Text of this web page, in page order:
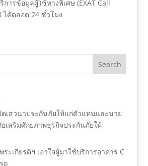
การข้อมูลผู้ใช้ทางพิเศษ (EXAT Call
ได้ตลอด 24 ชั่วโมง
Search
ดเสวนาประกันภัยให้แก่ตัวแทนและนาย
เสริมศักยภาพธุรกิจประกันภัยให้
ะเกียรติฯ เอาใจผู้มาใช้บริการอาคาร C
ถ